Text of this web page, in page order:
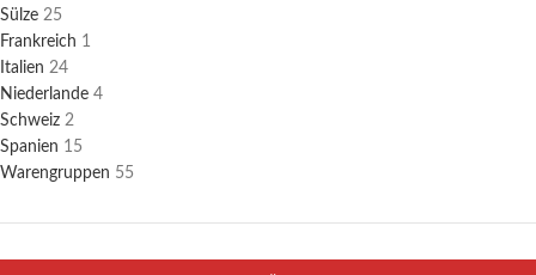
Sülze 25
Frankreich 1
Italien 24
Niederlande 4
Schweiz 2
Spanien 15
Warengruppen 55